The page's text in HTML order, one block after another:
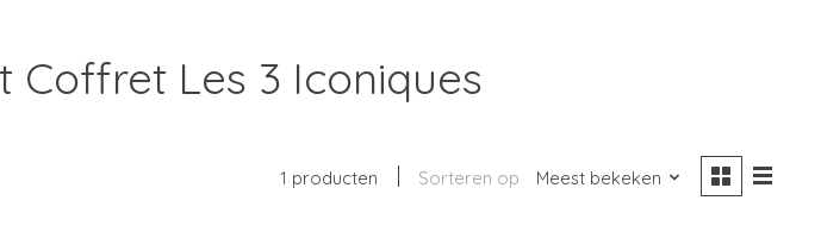
Les 3 Iconiques
1 producten Sorteren op Meest bekeken